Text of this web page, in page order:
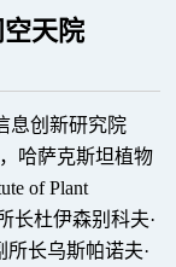
天院
息创新研究院
哈萨克斯坦植物
of Plant
长杜伊森别科夫·
所长乌斯帕诺夫·